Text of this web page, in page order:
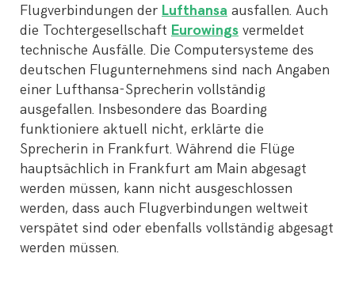
Flugverbindungen der Lufthansa ausfallen. Auch
die Tochtergesellschaft Eurowings vermeldet
technische Ausfälle. Die Computersysteme des
deutschen Flugunternehmens sind nach Angaben
einer Lufthansa-Sprecherin vollständig
ausgefallen. Insbesondere das Boarding
funktioniere aktuell nicht, erklärte die
Sprecherin in Frankfurt. Während die Flüge
hauptsächlich in Frankfurt am Main abgesagt
werden müssen, kann nicht ausgeschlossen
werden, dass auch Flugverbindungen weltweit
verspätet sind oder ebenfalls vollständig abgesagt
werden müssen.